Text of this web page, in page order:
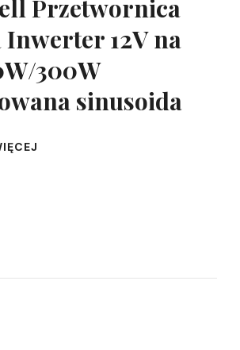
Przetwornica
12V na
300W
sinusoida